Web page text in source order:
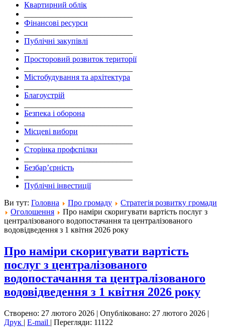
Квартирний облік
Фінансові ресурси
Публічні закупівлі
Просторовий розвиток території
Містобудування та архітектура
Благоустрій
Безпека і оборона
Місцеві вибори
Сторінка профспілки
Безбар’єрність
Публічні інвестиції
Ви тут: Головна Про громаду
Стратегія розвитку громади
Оголошення
Про наміри скоригувати вартість послуг з
централізованого водопостачання та централізованого
водовідведення з 1 квітня 2026 року
Про наміри скоригувати вартість
послуг з централізованого
водопостачання та централізованого
водовідведення з 1 квітня 2026 року
Створено: 27 лютого 2026 | Опубліковано: 27 лютого 2026 |
Друк | E-mail | Перегляди: 11122